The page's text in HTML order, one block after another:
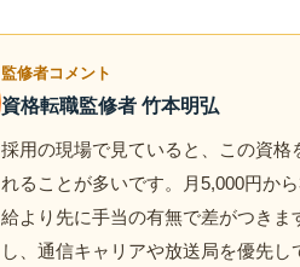
監修者コメント
資格転職監修者 竹本明弘
採用の現場で見ていると、この資格
れることが多いです。月5,000円か
給より先に手当の有無で差がつき
し、通信キャリアや放送局を優先し